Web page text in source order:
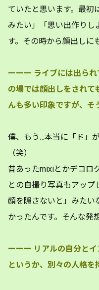
ていたと思います。最初
みたい」「思い出作りし
す。その時から顔出しに
ーーー ライブには出ら
の場では顔出しをされて
んも多い印象ですが、そ
僕、もう…本当に「ド」
（笑）
昔あったmixiとかデコロ
との自撮り写真もアッ
顔を隠さないと」みたい
かったんです。そんな発
ーーー リアルの自分と
というか、別々の人格を